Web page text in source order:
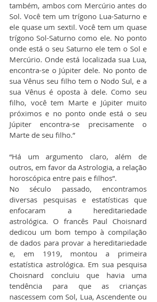
também, ambos com Mercúrio antes do
Sol. Você tem um trígono Lua-Saturno e
ele quase um sextil. Você tem um quase
trígono Sol-Saturno como ele. No ponto
onde está o seu Saturno ele tem o Sol e
Mercúrio. Onde está localizada sua Lua,
encontra-se o Júpiter dele. No ponto de
sua Vênus seu filho tem o Nodo Sul, e a
sua Vênus é oposta à dele. Como seu
filho, você tem Marte e Júpiter muito
próximos e no ponto onde está o seu
Júpiter encontra-se precisamente o
Marte de seu filho.”
“Há um argumento claro, além de
outros, em favor da Astrologia, a relação
horoscópica entre pais e filhos”.
No século passado, encontramos
diversas pesquisas e estatísticas que
enfocaram a hereditariedade
astrológica. O francês Paul Choisnard
dedicou um bom tempo à compilação
de dados para provar a hereditariedade
e, em 1919, montou a primeira
estatística astrológica. Em sua pesquisa
Choisnard concluiu que havia uma
tendência para que as crianças
nascessem com Sol, Lua, Ascendente ou